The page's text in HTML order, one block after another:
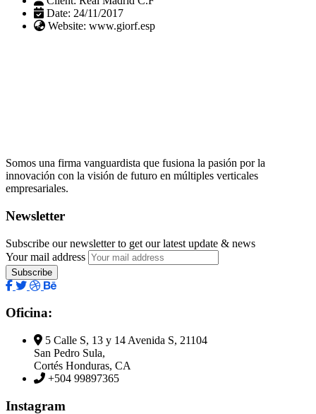
Date: 24/11/2017
Website: www.giorf.esp
Somos una firma vanguardista que fusiona la pasión por la
innovación con la visión de futuro en múltiples verticales
empresariales.
Newsletter
Subscribe our newsletter to get our latest update & news
Your mail address
Oficina:
5 Calle S, 13 y 14 Avenida S, 21104
San Pedro Sula,
Cortés Honduras, CA
+504 99897365
Instagram